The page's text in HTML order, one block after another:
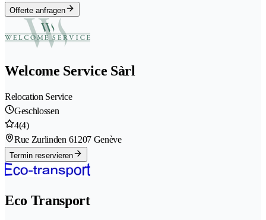
Offerte anfragen
Welcome Service Sàrl
Relocation Service
Geschlossen
4(4)
Rue Zurlinden 61207 Genève
Termin reservieren
Eco Transport